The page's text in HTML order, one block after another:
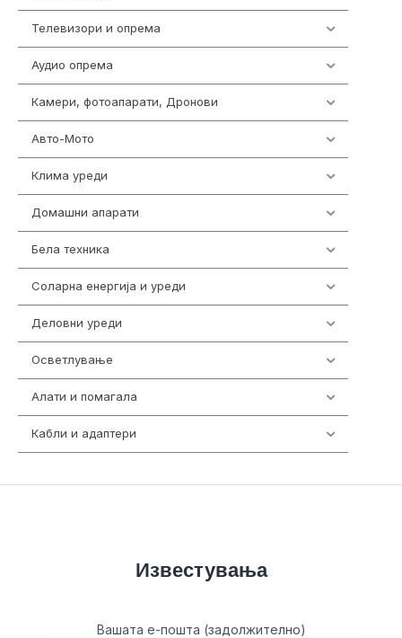
Телевизори и опрема
Аудио опрема
Камери, фотоапарати, Дронови
Авто-Мото
Клима уреди
Домашни апарати
Бела техника
Соларна енергија и уреди
Деловни уреди
Осветлување
Алати и помагала
Кабли и адаптери
Известувања
Вашата е-пошта (задолжително)